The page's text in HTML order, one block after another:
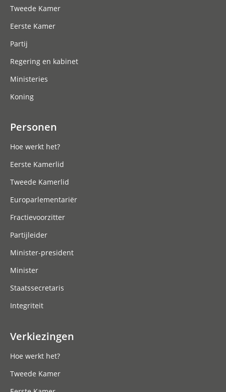
Tweede Kamer
Eerste Kamer
Partij
Regering en kabinet
Ministeries
Koning
Personen
Hoe werkt het?
Eerste Kamerlid
Tweede Kamerlid
Europarlementariër
Fractievoorzitter
Partijleider
Minister-president
Minister
Staatssecretaris
Integriteit
Verkiezingen
Hoe werkt het?
Tweede Kamer